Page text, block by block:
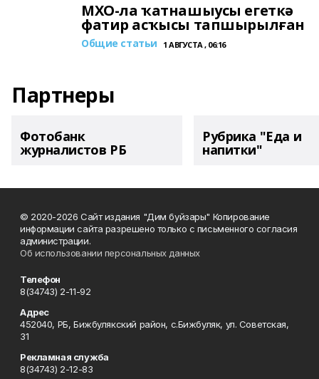
МХО-ла ҡатнашыусы егеткә
фатир асҡысы тапшырылған
Общие статьи 1 АВГУСТА , 06:16
Партнеры
Фотобанк
журналистов РБ
Рубрика "Еда и
напитки"
© 2020-2026 Сайт издания "Дим буйзары" Копирование
информации сайта разрешено только с письменного согласия
администрации.
Об использовании персональных данных
Телефон
8(34743) 2-11-92
Адрес
452040, РБ, Бижбулякский район, с.Бижбуляк, ул. Советская,
31
Рекламная служба
8(34743) 2-12-83